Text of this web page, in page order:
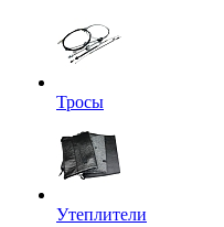
Тросы
Утеплители